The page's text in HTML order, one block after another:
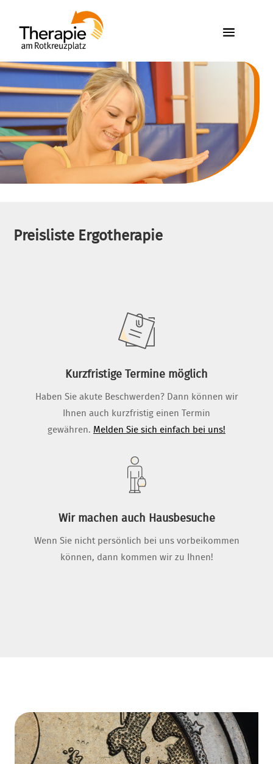
Preisliste Ergotherapie
Kurzfristige Termine möglich
Haben Sie akute Beschwerden? Dann können wir
Ihnen auch kurzfristig einen Termin
gewähren. Melden Sie sich einfach bei uns!
Wir machen auch Hausbesuche
Wenn Sie nicht persönlich bei uns vorbeikommen
können, dann kommen wir zu Ihnen!